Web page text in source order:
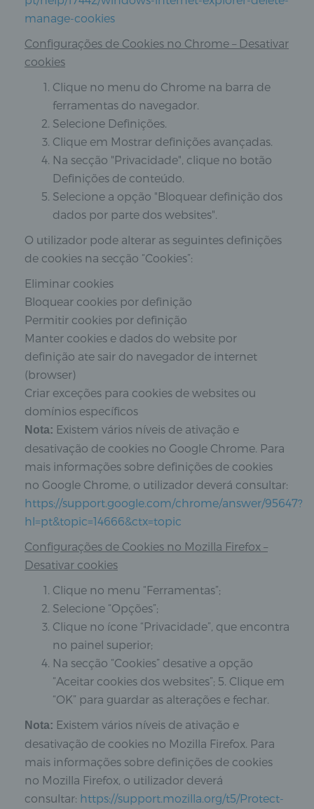
manage-cookies
Configurações de Cookies no Chrome – Desativar
cookies
Clique no menu do Chrome na barra de
ferramentas do navegador.
Selecione Definições.
Clique em Mostrar definições avançadas.
Na secção "Privacidade", clique no botão
Definições de conteúdo.
Selecione a opção "Bloquear definição dos
dados por parte dos websites".
O utilizador pode alterar as seguintes definições
de cookies na secção “Cookies”:
Eliminar cookies
Bloquear cookies por definição
Permitir cookies por definição
Manter cookies e dados do website por
definição ate sair do navegador de internet
(browser)
Criar exceções para cookies de websites ou
domínios específicos
Nota: Existem vários níveis de ativação e
desativação de cookies no Google Chrome. Para
mais informações sobre definições de cookies
no Google Chrome, o utilizador deverá consultar:
https://support.google.com/chrome/answer/95647?
hl=pt&topic=14666&ctx=topic
Configurações de Cookies no Mozilla Firefox –
Desativar cookies
Clique no menu “Ferramentas”;
Selecione “Opções”;
Clique no ícone “Privacidade”, que encontra
no painel superior;
Na secção “Cookies” desative a opção
“Aceitar cookies dos websites”; 5. Clique em
“OK” para guardar as alterações e fechar.
Nota: Existem vários níveis de ativação e
desativação de cookies no Mozilla Firefox. Para
mais informações sobre definições de cookies
no Mozilla Firefox, o utilizador deverá
consultar: https://support.mozilla.org/t5/Protect-